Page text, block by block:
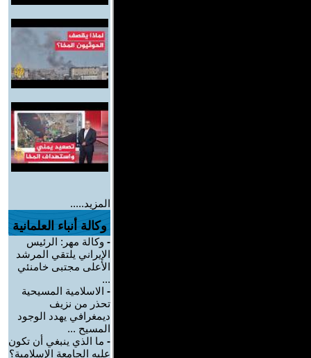
المزيد.....
وكالة أنباء العلمانية
- وكالة مهر: الرئيس
الإيراني يلتقي المرشد
الأعلى مجتبى خامنئي
...
- الاسلامية المسيحية
تحذر من نزيف
ديمغرافي يهدد الوجود
المسيح ...
- ما الذي ينبغي أن تكون
عليه الجامعة الإسلامية؟